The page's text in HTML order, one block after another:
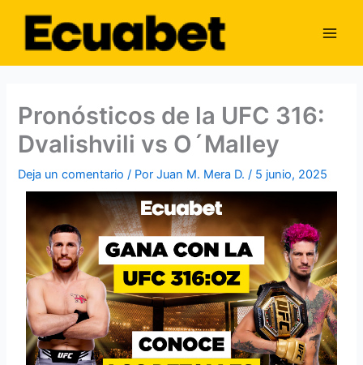
contenido
Pronósticos de la UFC 316:
Dvalishvili vs O´Malley
Deja un comentario / PorJuan M. Mera D./ 5 junio, 2025